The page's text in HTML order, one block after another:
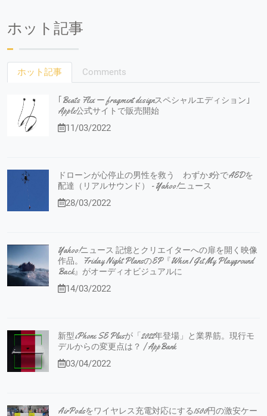
ホット記事
ホット記事 Comments
｢Beats Flex ー fragment designスペシャルエディション｣
Apple公式サイトで販売開始
11/03/2022
ドローンが心停止の男性を救う わずか3分でAEDを
配達（リアルサウンド） - Yahoo!ニュース
28/03/2022
Yahoo!ニュース 記憶とクリエイターへの扉を開く映像
作品。Friday Night PlansのEP『When I Get My Playground
Back』がオーディオビジュアルに
14/03/2022
新型iPhone SE Plusが「2022年登場」と業界筋。現行モ
デルからの変更点は？ | AppBank
03/04/2022
AirPodsをワイヤレス充電対応にする1500円の激安ケー